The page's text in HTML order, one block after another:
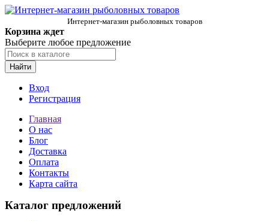
Интернет-магазин рыболовных товаров
Корзина ждет
Выберите любое предложение
Найти
Вход
Регистрация
Главная
О нас
Блог
Доставка
Оплата
Контакты
Карта сайта
Каталог предложений